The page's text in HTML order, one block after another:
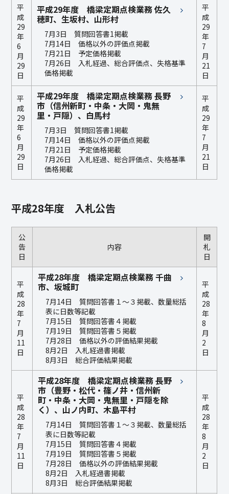
平
成
29
年
6
月
29
日
平成29年度 橋梁定期点検業務 佐久
穂町、生坂村、山形村
7月3日 質問回答書1掲載
7月14日 価格以外の評価点掲載
7月21日 予定価格掲載
7月26日 入札経過、総合評価点、失格基準
価格掲載
平
成
29
年
7
月
21
日
平
成
29
年
6
月
29
日
平成29年度 橋梁定期点検業務 長野
市（信州新町・中条・大岡・鬼無
里・戸隠）、白馬村
7月3日 質問回答書1掲載
7月14日 価格以外の評価点掲載
7月21日 予定価格掲載
7月26日 入札経過、総合評価点、失格基準
価格掲載
平
成
29
年
7
月
21
日
平成28年度 入札公告
公
告
日
内容
開
札
日
平
成
28
年
7
月
11
日
平成28年度 橋梁定期点検業務 千曲
市、坂城町
7月14日 質問回答書１～３掲載、数量総括
表に日数等記載
7月15日 質問回答書４掲載
7月19日 質問回答書５掲載
7月28日 価格以外の評価結果掲載
8月2日 入札経過書掲載
8月3日 総合評価結果掲載
平
成
28
年
8
月
2
日
平
成
28
年
7
月
11
日
平成28年度 橋梁定期点検業務 長野
市（豊野・松代・篠ノ井・信州新
町・中条・大岡・鬼無里・戸隠を除
く）、山ノ内町、木島平村
7月14日 質問回答書１～３掲載、数量総括
表に日数等記載
7月15日 質問回答書４掲載
7月19日 質問回答書５掲載
7月28日 価格以外の評価結果掲載
8月2日 入札経過書掲載
8月3日 総合評価結果掲載
平
成
28
年
8
月
2
日